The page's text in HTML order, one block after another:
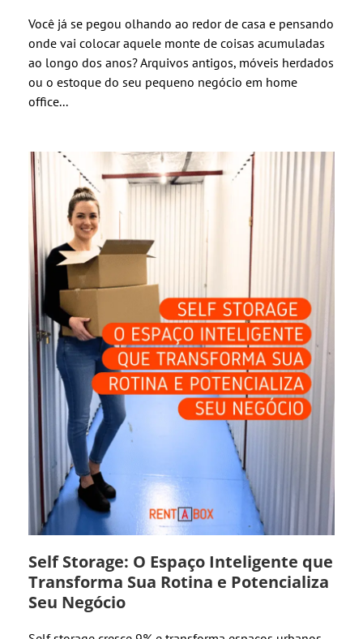
Você já se pegou olhando ao redor de casa e pensando
onde vai colocar aquele monte de coisas acumuladas
ao longo dos anos? Arquivos antigos, móveis herdados
ou o estoque do seu pequeno negócio em home
office...
Self Storage: O Espaço Inteligente que
Transforma Sua Rotina e Potencializa
Seu Negócio